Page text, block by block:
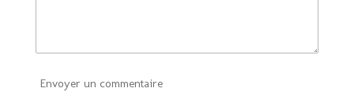
Envoyer un commentaire